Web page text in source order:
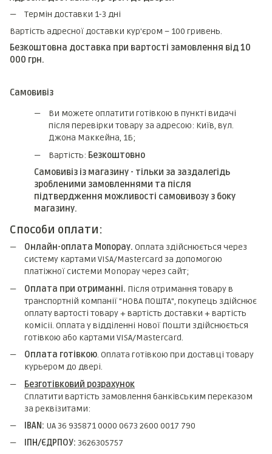
Термін доставки 1-3 дні
Вартість адресної доставки кур'єром – 100 гривень.
Безкоштовна доставка при вартості замовлення від 10
000 грн.
Самовивіз
Ви можете оплатити готівкою в пункті видачі
після перевірки товару за адресою: Київ, вул.
Джона Маккейна, 1Б;
Вартість: Безкоштовно
Самовивіз із магазину - тільки за заздалегідь
зробленими замовленнями та після
підтвердження можливості самовивозу з боку
магазину.
Способи оплати:
Онлайн-оплата Monopay. Оплата здійснюється через
систему картами VISA/Mastercard за допомогою
платіжної системи Monopay через сайт;
Оплата при отриманні. Після отримання товару в
транспортній компанії "НОВА ПОШТА", покупець здійснює
оплату вартості товару + вартість доставки + вартість
комicii. Оплата у відділенні Нової Пошти здійснюється
готівкою або картами VISA/Mastercard.
Оплата готівкою. Оплата готівкою при доставці товару
курьером до двері.
Безготівковий розрахунок
Сплатити вартість замовлення банківським переказом
за реквізитами:
IBAN: UA 36 935871 0000 0673 2600 0017 790
ІПН/ЄДРПОУ: 3626305757